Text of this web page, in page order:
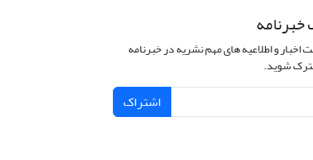
اخبار و اطلاعیه های مهم نشریه در خبرنامه
شوید.
اشتراک